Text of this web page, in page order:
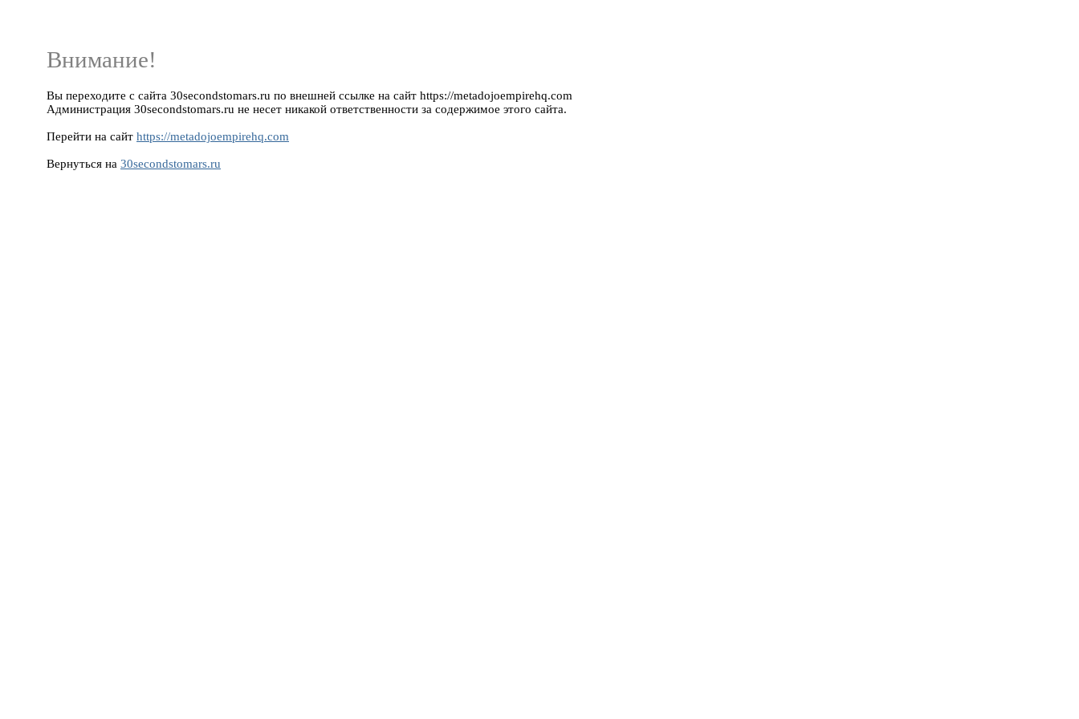
Внимание!
Вы переходите с сайта 30secondstomars.ru по внешней ссылке на сайт https://metadojoempirehq.com
Администрация 30secondstomars.ru не несет никакой ответственности за содержимое этого сайта.
Перейти на сайт https://metadojoempirehq.com
Вернуться на 30secondstomars.ru